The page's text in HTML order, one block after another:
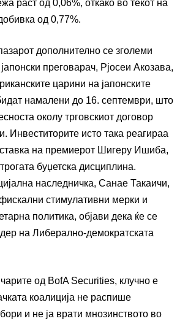
раст од 0,06%, откако во текот на
од 0,77%.
дополнително се зголеми
преговарач, Рјосеи Акозава,
царини на јапонските
намалени до 16. септември, што
околу трговскиот договор
Инвеститорите исто така реагираа
на премиерот Шигеру Ишиба,
буџетска дисциплина.
наследничка, Санае Такаичи,
стимулативни мерки и
политика, објави дека ќе се
на Либерално-демократската
од BofA Securities, клучно е
коалиција не распише
и не ја врати мнозинството во